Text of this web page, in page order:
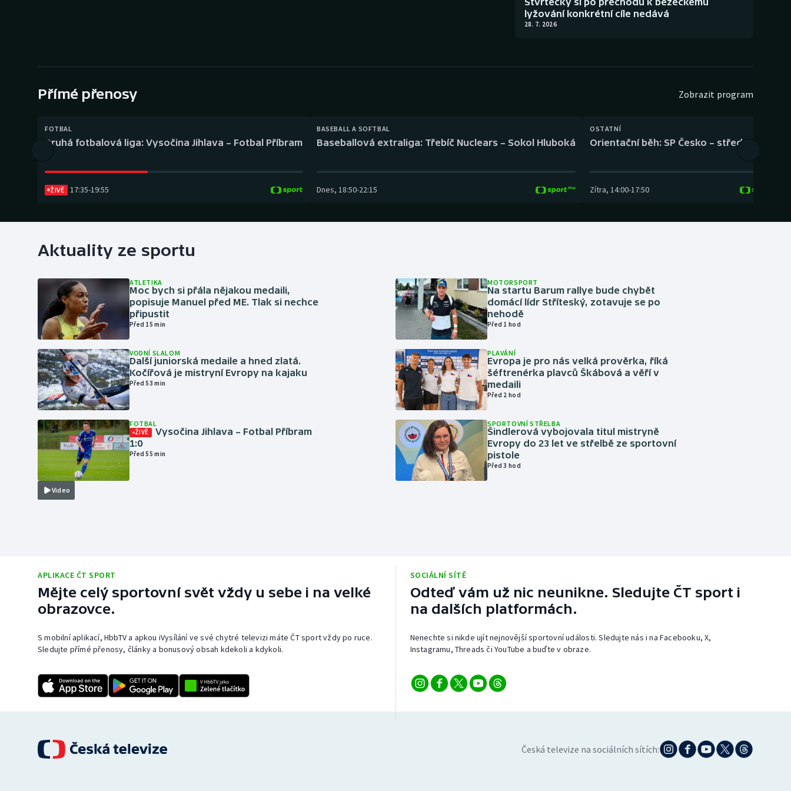
Gymnastika Plážový volejbal
lyžování konkrétní cíle nedává
28. 7. 2026
Přímé přenosy Zobrazit program
FOTBAL
Druhá fotbalová liga: Vysočina Jihlava – Fotbal Příbram
ŽIVĚ 17:35-19:55
BASEBALL A SOFTBAL
Baseballová extraliga: Třebíč Nuclears – Sokol Hluboká
Dnes, 18:50-22:15
OSTATNÍ
Orientační běh: SP Česko – střední trať
Zítra, 14:00-17:50
Aktuality ze sportu
ATLETIKA
Moc bych si přála nějakou medaili,
popisuje Manuel před ME. Tlak si nechce
připustit
Před 15 min
VODNÍ SLALOM
Další juniorská medaile a hned zlatá.
Kočířová je mistryní Evropy na kajaku
Před 53 min
Video
FOTBAL
ŽIVĚ
Vysočina Jihlava – Fotbal Příbram
1:0
Před 55 min
MOTORSPORT
Na startu Barum rallye bude chybět
domácí lídr Stříteský, zotavuje se po
nehodě
Před 1 hod
PLAVÁNÍ
Evropa je pro nás velká prověrka, říká
šéftrenérka plavců Škábová a věří v
medaili
Před 2 hod
SPORTOVNÍ STŘELBA
Šindlerová vybojovala titul mistryně
Evropy do 23 let ve střelbě ze sportovní
pistole
Před 3 hod
APLIKACE ČT SPORT
Mějte celý sportovní svět vždy u sebe i na velké
obrazovce.
S mobilní aplikací, HbbTV a apkou iVysílání ve své chytré televizi máte ČT sport vždy po ruce.
Sledujte přímé přenosy, články a bonusový obsah kdekoli a kdykoli.
SOCIÁLNÍ SÍTĚ
Odteď vám už nic neunikne. Sledujte ČT sport i
na dalších platformách.
Nenechte si nikde ujít nejnovější sportovní události. Sledujte nás i na Facebooku, X,
Instagramu, Threads či YouTube a buďte v obraze.
Česká televize na sociálních sítích: